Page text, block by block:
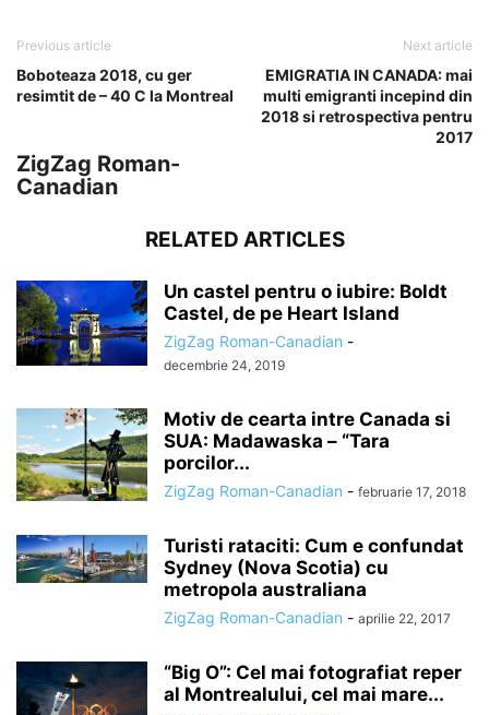
Previous article
Boboteaza 2018, cu ger
resimtit de – 40 C la Montreal
Next article
EMIGRATIA IN CANADA: mai
multi emigranti incepind din
2018 si retrospectiva pentru
2017
ZigZag Roman-
Canadian
RELATED ARTICLES
Un castel pentru o iubire: Boldt
Castel, de pe Heart Island
ZigZag Roman-Canadian -
decembrie 24, 2019
Motiv de cearta intre Canada si
SUA: Madawaska – “Tara
porcilor...
ZigZag Roman-Canadian - februarie 17, 2018
Turisti rataciti: Cum e confundat
Sydney (Nova Scotia) cu
metropola australiana
ZigZag Roman-Canadian - aprilie 22, 2017
“Big O”: Cel mai fotografiat reper
al Montrealului, cel mai mare...